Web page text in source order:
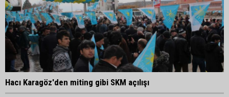
Hacı Karagöz'den miting gibi SKM açılışı